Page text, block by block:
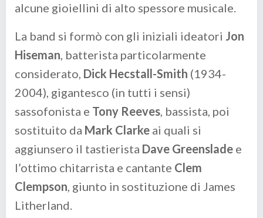
alcune gioiellini di alto spessore musicale.
La band si formò con gli iniziali ideatori Jon
Hiseman, batterista particolarmente
considerato, Dick Hecstall-Smith (1934-
2004), gigantesco (in tutti i sensi)
sassofonista e Tony Reeves, bassista, poi
sostituito da Mark Clarke ai quali si
aggiunsero il tastierista Dave Greenslade e
l’ottimo chitarrista e cantante Clem
Clempson, giunto in sostituzione di James
Litherland.